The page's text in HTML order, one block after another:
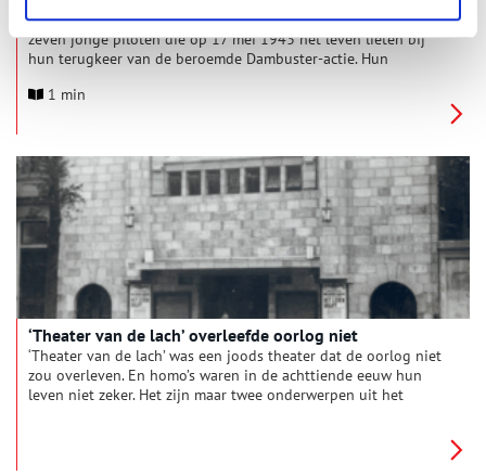
In 2026 krijgt Castricum een bijzonder eerbetoon aan de
zeven jonge piloten die op 17 mei 1943 het leven lieten bij
hun terugkeer van de beroemde Dambuster-actie. Hun
stenen monument wordt verplaatst en verrijkt met iets
1 min
‘Theater van de lach’ overleefde oorlog niet
‘Theater van de lach’ was een joods theater dat de oorlog niet
zou overleven. En homo’s waren in de achttiende eeuw hun
leven niet zeker. Het zijn maar twee onderwerpen uit het